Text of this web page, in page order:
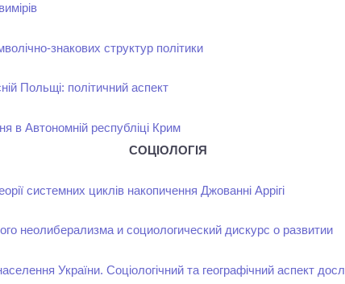
знакових структур політики
Польщі: політичний аспект
в Автономній республіці Крим
СОЦІОЛОГІЯ
системних циклів накопичення Джованні Аррігі
неолиберализма и социологический дискурс о развитии
України. Соціологічний та географічний аспект